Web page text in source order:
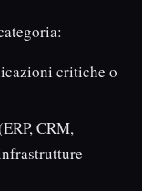
critiche o
CRM,